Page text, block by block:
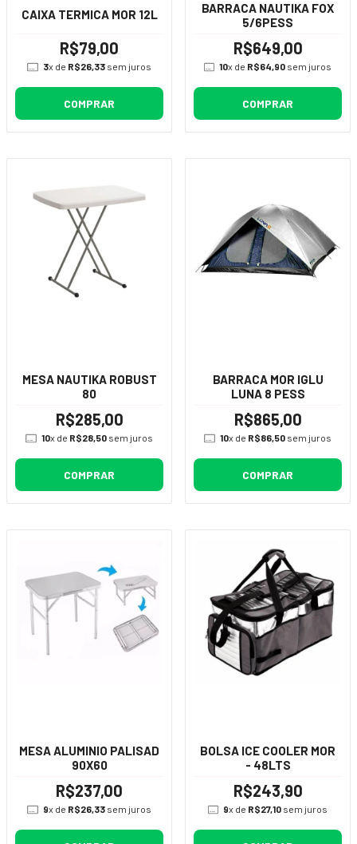
CAIXA TERMICA MOR 12L
R$79,00
3x de R$26,33sem juros
COMPRAR
BARRACA NAUTIKA FOX
5/6PESS
R$649,00
10x de R$64,90 sem juros
COMPRAR
MESA NAUTIKA ROBUST
80
R$285,00
10x de R$28,50sem juros
COMPRAR
BARRACA MOR IGLU
LUNA 8 PESS
R$865,00
10x de R$86,50sem juros
COMPRAR
MESA ALUMINIO PALISAD
90X60
R$237,00
9x de R$26,33sem juros
BOLSA ICE COOLER MOR
- 48LTS
R$243,90
9x de R$27,10 sem juros